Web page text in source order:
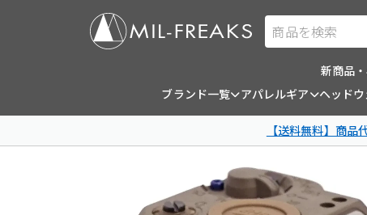
商品を検索
新商品
ブランド一覧
アパレルギア ヘッド
【送料無料】商